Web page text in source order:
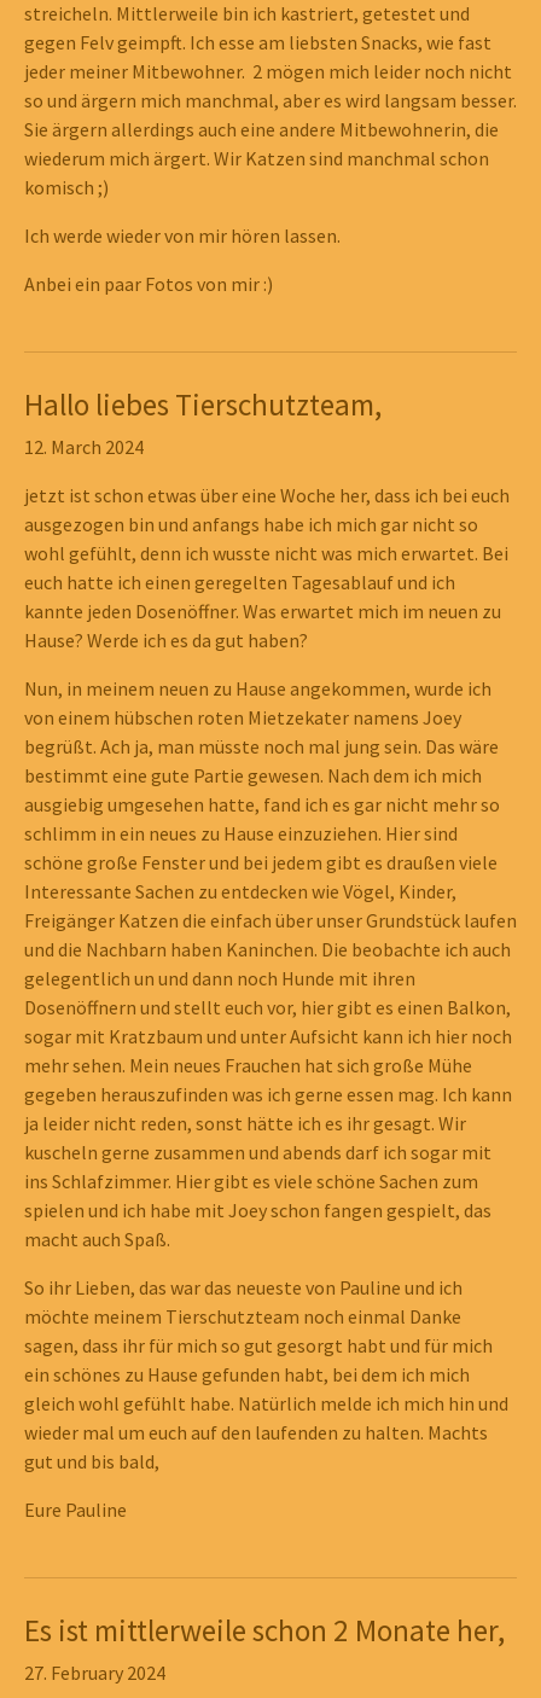
streicheln. Mittlerweile bin ich kastriert, getestet und
gegen Felv geimpft. Ich esse am liebsten Snacks, wie fast
jeder meiner Mitbewohner. 2 mögen mich leider noch nicht
so und ärgern mich manchmal, aber es wird langsam besser.
Sie ärgern allerdings auch eine andere Mitbewohnerin, die
wiederum mich ärgert. Wir Katzen sind manchmal schon
komisch ;)
Ich werde wieder von mir hören lassen.
Anbei ein paar Fotos von mir :)
Hallo liebes Tierschutzteam,
12. March 2024
jetzt ist schon etwas über eine Woche her, dass ich bei euch
ausgezogen bin und anfangs habe ich mich gar nicht so
wohl gefühlt, denn ich wusste nicht was mich erwartet. Bei
euch hatte ich einen geregelten Tagesablauf und ich
kannte jeden Dosenöffner. Was erwartet mich im neuen zu
Hause? Werde ich es da gut haben?
Nun, in meinem neuen zu Hause angekommen, wurde ich
von einem hübschen roten Mietzekater namens Joey
begrüßt. Ach ja, man müsste noch mal jung sein. Das wäre
bestimmt eine gute Partie gewesen. Nach dem ich mich
ausgiebig umgesehen hatte, fand ich es gar nicht mehr so
schlimm in ein neues zu Hause einzuziehen. Hier sind
schöne große Fenster und bei jedem gibt es draußen viele
Interessante Sachen zu entdecken wie Vögel, Kinder,
Freigänger Katzen die einfach über unser Grundstück laufen
und die Nachbarn haben Kaninchen. Die beobachte ich auch
gelegentlich un und dann noch Hunde mit ihren
Dosenöffnern und stellt euch vor, hier gibt es einen Balkon,
sogar mit Kratzbaum und unter Aufsicht kann ich hier noch
mehr sehen. Mein neues Frauchen hat sich große Mühe
gegeben herauszufinden was ich gerne essen mag. Ich kann
ja leider nicht reden, sonst hätte ich es ihr gesagt. Wir
kuscheln gerne zusammen und abends darf ich sogar mit
ins Schlafzimmer. Hier gibt es viele schöne Sachen zum
spielen und ich habe mit Joey schon fangen gespielt, das
macht auch Spaß.
So ihr Lieben, das war das neueste von Pauline und ich
möchte meinem Tierschutzteam noch einmal Danke
sagen, dass ihr für mich so gut gesorgt habt und für mich
ein schönes zu Hause gefunden habt, bei dem ich mich
gleich wohl gefühlt habe. Natürlich melde ich mich hin und
wieder mal um euch auf den laufenden zu halten. Machts
gut und bis bald,
Eure Pauline
Show larger versionShow larger versionShow larger version
Show larger versionShow larger version
Es ist mittlerweile schon 2 Monate her,
27. February 2024
Kontakt
Tierschutzhof Immendorf
Immendorfer Straße 37
38239 Salzgitter-Immendorf
Öffnungszeiten und telefonische Erreichbarkeit: (für alle
Anfragen und Interesse an der Vermittlung unserer Tiere)
Mittwochs u. samstags: 15:00-18:00 Uhr
Telefonnummer: 05341 / 83 63 800
Außerhalb dieser Zeiten nutzen Sie bitte folgende Mail-
Adresse:
info(at)tierschutz-lk-wolfenbuettel.de
Meldung von Fundtieren
Täglich telefonisch bis 19:00 Uhr unter
WICHTIG: Es sind KEINE Anrufe möglich, aber unser
schnell wie möglich, ebenfalls über WhatsApp beim